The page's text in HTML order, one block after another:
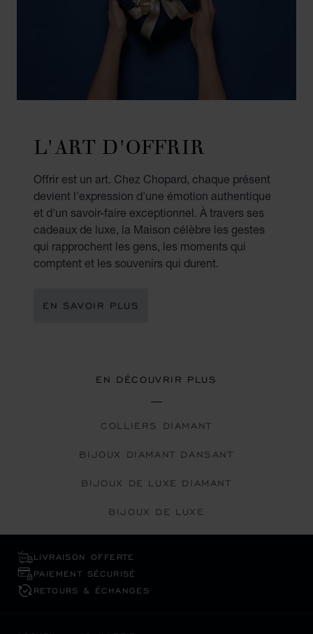
L'ART D'OFFRIR
Offrir est un art. Chez Chopard, chaque présent
devient l'expression d'une émotion authentique
et d'un savoir-faire exceptionnel. À travers ses
cadeaux de luxe, la Maison célèbre les gestes
qui rapprochent les gens, les moments qui
comptent et les souvenirs qui durent.
EN SAVOIR PLUS
EN DÉCOUVRIR PLUS
COLLIERS DIAMANT
BIJOUX DIAMANT DANSANT
BIJOUX DE LUXE DIAMANT
BIJOUX DE LUXE
LIVRAISON OFFERTE
PAIEMENT SÉCURISÉ
RETOURS & ÉCHANGES